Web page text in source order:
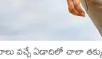
వచ్చే ఏడాదిలో చాలా